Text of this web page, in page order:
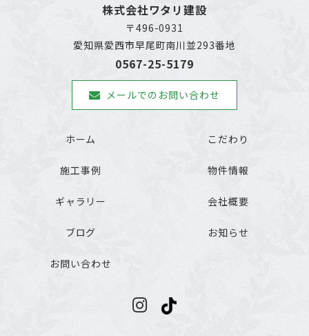
株式会社ワタリ建設
〒496-0931
愛知県愛西市早尾町南川並293番地
0567-25-5179
メールでのお問い合わせ
ホーム こだわり
施工事例 物件情報
ギャラリー 会社概要
ブログ お知らせ
お問い合わせ